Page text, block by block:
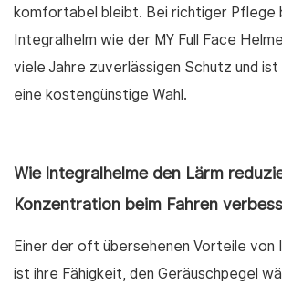
komfortabel bleibt. Bei richtiger Pflege
Integralhelm wie der MY Full Face
viele Jahre zuverlässigen Schutz und
eine kostengünstige Wahl.
Wie Integralhelme den Lärm
Konzentration beim Fahren
Einer der oft übersehenen Vorteile von
ist ihre Fähigkeit, den Geräuschpegel